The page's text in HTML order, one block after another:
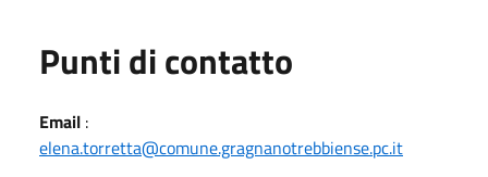
Punti di contatto
Email :
elena.torretta@comune.gragnanotrebbiense.pc.it